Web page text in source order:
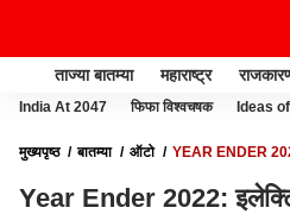
ताज्या बातम्या महाराष्ट्र
India At 2047 फिफा विश्वचषक Ideas
मुख्यपृष्ठ बातम्या ऑटो
YEAR ENDER
Year Ender 2022: